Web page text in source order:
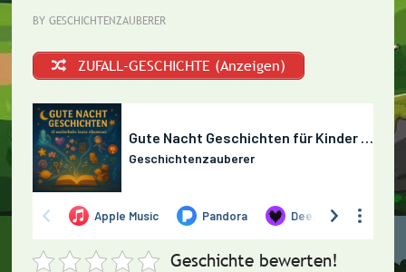
BY GESCHICHTENZAUBERER
ZUFALL-GESCHICHTE (Anzeigen)
Geschichte bewerten!